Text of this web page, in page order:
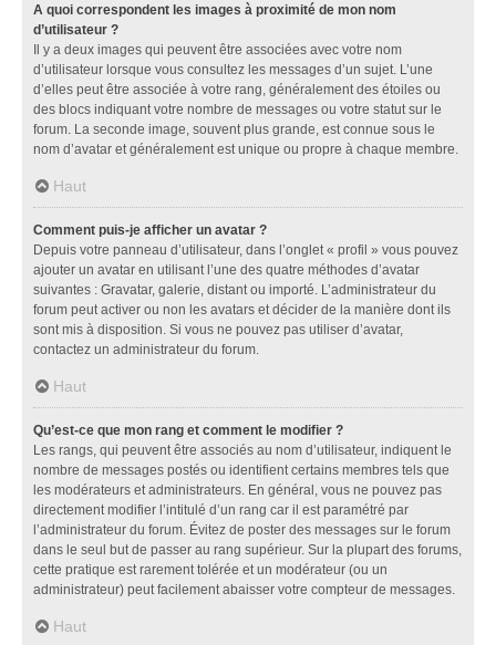
A quoi correspondent les images à proximité de mon nom
d’utilisateur ?
Il y a deux images qui peuvent être associées avec votre nom
d’utilisateur lorsque vous consultez les messages d’un sujet. L’une
d’elles peut être associée à votre rang, généralement des étoiles ou
des blocs indiquant votre nombre de messages ou votre statut sur le
forum. La seconde image, souvent plus grande, est connue sous le
nom d’avatar et généralement est unique ou propre à chaque membre.
Haut
Comment puis-je afficher un avatar ?
Depuis votre panneau d’utilisateur, dans l’onglet « profil » vous pouvez
ajouter un avatar en utilisant l’une des quatre méthodes d’avatar
suivantes : Gravatar, galerie, distant ou importé. L’administrateur du
forum peut activer ou non les avatars et décider de la manière dont ils
sont mis à disposition. Si vous ne pouvez pas utiliser d’avatar,
contactez un administrateur du forum.
Haut
Qu’est-ce que mon rang et comment le modifier ?
Les rangs, qui peuvent être associés au nom d’utilisateur, indiquent le
nombre de messages postés ou identifient certains membres tels que
les modérateurs et administrateurs. En général, vous ne pouvez pas
directement modifier l’intitulé d’un rang car il est paramétré par
l’administrateur du forum. Évitez de poster des messages sur le forum
dans le seul but de passer au rang supérieur. Sur la plupart des forums,
cette pratique est rarement tolérée et un modérateur (ou un
administrateur) peut facilement abaisser votre compteur de messages.
Haut